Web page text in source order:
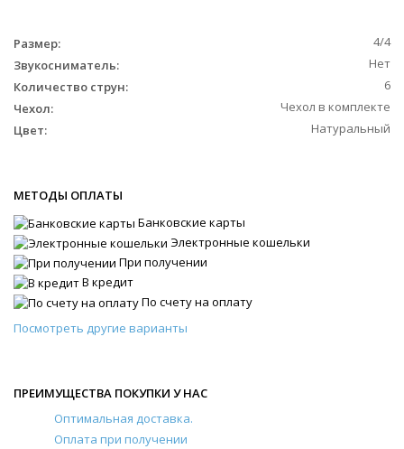
Размер:
4/4
Звукосниматель:
Нет
Количество струн:
6
Чехол:
Чехол в комплекте
Цвет:
Натуральный
МЕТОДЫ ОПЛАТЫ
Банковские карты
Электронные кошельки
При получении
В кредит
По счету на оплату
Посмотреть другие варианты
ПРЕИМУЩЕСТВА ПОКУПКИ У НАС
Оптимальная доставка.
Оплата при получении